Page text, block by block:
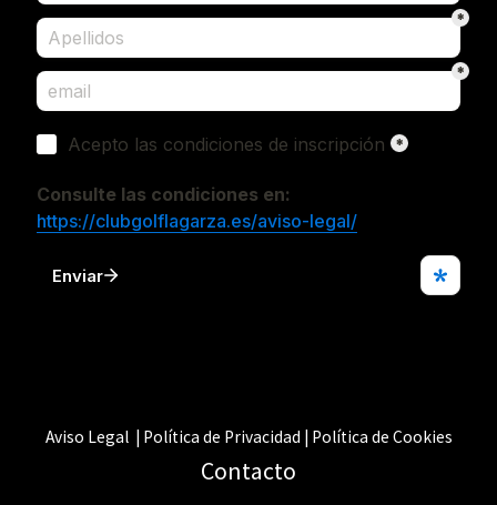
Aviso Legal | Política de Privacidad | Política de Cookies
Contacto